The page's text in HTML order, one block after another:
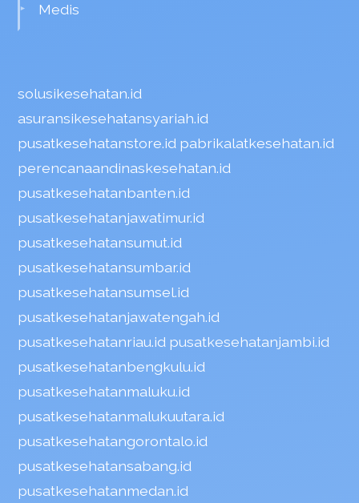
Medis
solusikesehatan.id
asuransikesehatansyariah.id
pusatkesehatanstore.id pabrikalatkesehatan.id
perencanaandinaskesehatan.id
pusatkesehatanbanten.id
pusatkesehatanjawatimur.id
pusatkesehatansumut.id
pusatkesehatansumbar.id
pusatkesehatansumsel.id
pusatkesehatanjawatengah.id
pusatkesehatanriau.id pusatkesehatanjambi.id
pusatkesehatanbengkulu.id
pusatkesehatanmaluku.id
pusatkesehatanmalukuutara.id
pusatkesehatangorontalo.id
pusatkesehatansabang.id
pusatkesehatanmedan.id